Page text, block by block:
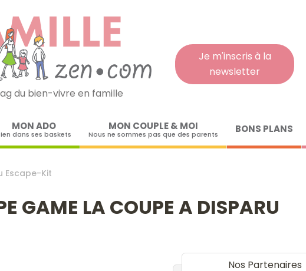
Je m'inscris à la
newsletter
du bien-vivre en famille
MON ADO
dans ses baskets
MON COUPLE & MOI
Nous ne sommes pas que des parents BONS PLANS
Escape-Kit
GAME LA COUPE A DISPARU
Nos Partenaires